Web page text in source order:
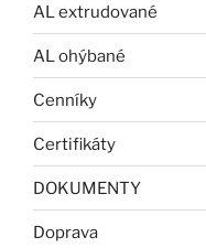
AL extrudované
AL ohýbané
Cenníky
Certifikáty
DOKUMENTY
Doprava